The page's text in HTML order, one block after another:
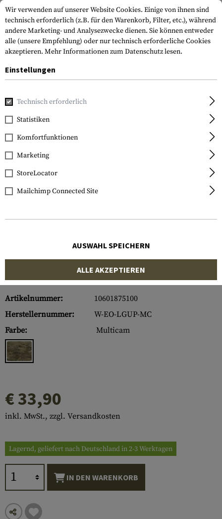
Home Tactical Gear Multifunktionstaschen
Warrior
Large General Utility
Pouch
Artikelnummer:
10601875100
Herstellernummer:
W-EO-LGUP-MC
Farbe:
Multicam
€ 33,90
inkl. MwSt., zzgl. Versandkosten
Lagernd, geliefert nach Deutschland in 2-3 Werktagen
IN DEN WARENKORB
Wir verwenden auf unserer Website Cookies. Einige von ihnen sind
technisch erforderlich (z.B. für den Warenkorb, Filter, etc.), während
andere Marketing- und Analysezwecke dienen. Sie können entweder
alle (unsere Empfehlung) oder nur technisch erforderliche Cookies
akzeptieren. Mehr Informationen zum Datenschutz lesen.
Einstellungen
Technisch erforderlich
Statistiken
Komfortfunktionen
Marketing
StoreLocator
Mailchimp Connected Site
AUSWAHL SPEICHERN
ALLE AKZEPTIEREN